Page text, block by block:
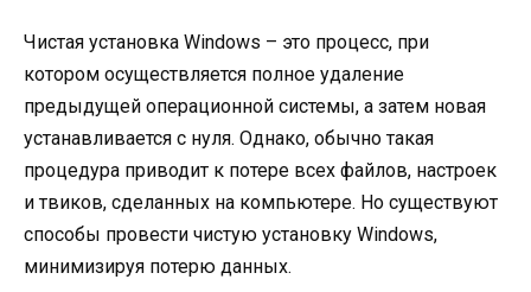
Чистая установка Windows – это процесс, при
котором осуществляется полное удаление
предыдущей операционной системы, а затем новая
устанавливается с нуля. Однако, обычно такая
процедура приводит к потере всех файлов, настроек
и твиков, сделанных на компьютере. Но существуют
способы провести чистую установку Windows,
минимизируя потерю данных.